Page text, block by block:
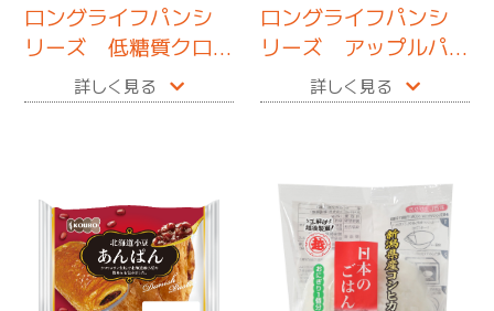
ロングライフパンシ
リーズ 低糖質クロ
ワッサン詳しく見る
ロングライフパンシ
リーズ アップルパ
詳しく見る